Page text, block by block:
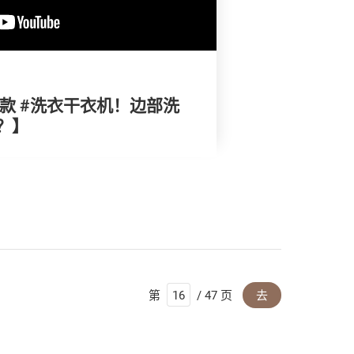
#洗衣干衣机！边部洗
第 / 47 页 去